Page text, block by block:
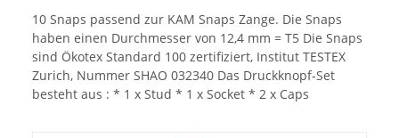
10 Snaps passend zur KAM Snaps Zange. Die Snaps
haben einen Durchmesser von 12,4 mm = T5 Die Snaps
sind Ökotex Standard 100 zertifiziert, Institut TESTEX
Zurich, Nummer SHAO 032340 Das Druckknopf-Set
besteht aus : * 1 x Stud * 1 x Socket * 2 x Caps